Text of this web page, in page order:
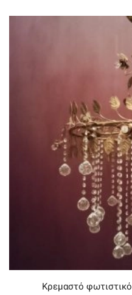
Κρεμαστό